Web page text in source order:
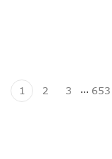
1 2 3 … 653